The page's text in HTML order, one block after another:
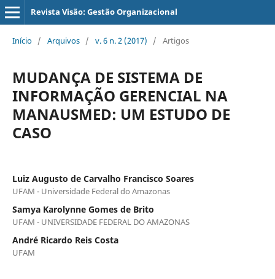
Revista Visão: Gestão Organizacional
Início / Arquivos / v. 6 n. 2 (2017) / Artigos
MUDANÇA DE SISTEMA DE
INFORMAÇÃO GERENCIAL NA
MANAUSMED: UM ESTUDO DE
CASO
Luiz Augusto de Carvalho Francisco Soares
UFAM - Universidade Federal do Amazonas
Samya Karolynne Gomes de Brito
UFAM - UNIVERSIDADE FEDERAL DO AMAZONAS
André Ricardo Reis Costa
UFAM